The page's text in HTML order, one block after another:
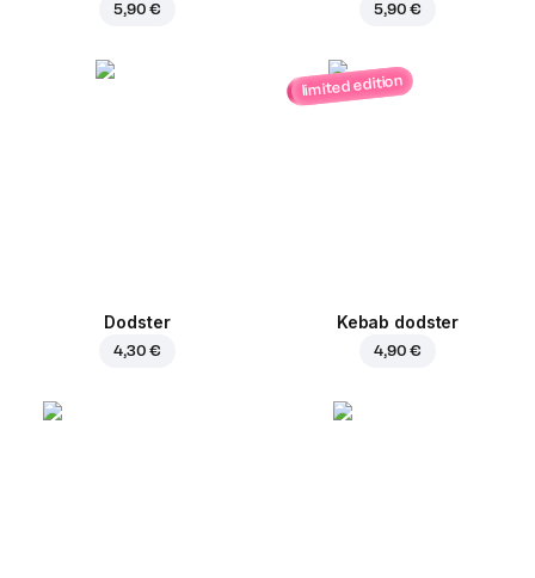
5,90 € 5,90 €
Dodster
4,30 €
limited edition
Kebab dodster
4,90 €